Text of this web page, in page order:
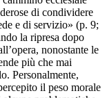
di condividere
e di servizio» (p. 9;
la ripresa dopo
nonostante le
più che mai
Personalmente,
il peso morale